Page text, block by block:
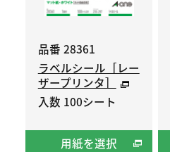
品番 28361
ラベルシール［レー
ザープリンタ］
入数 100シート
用紙を選択